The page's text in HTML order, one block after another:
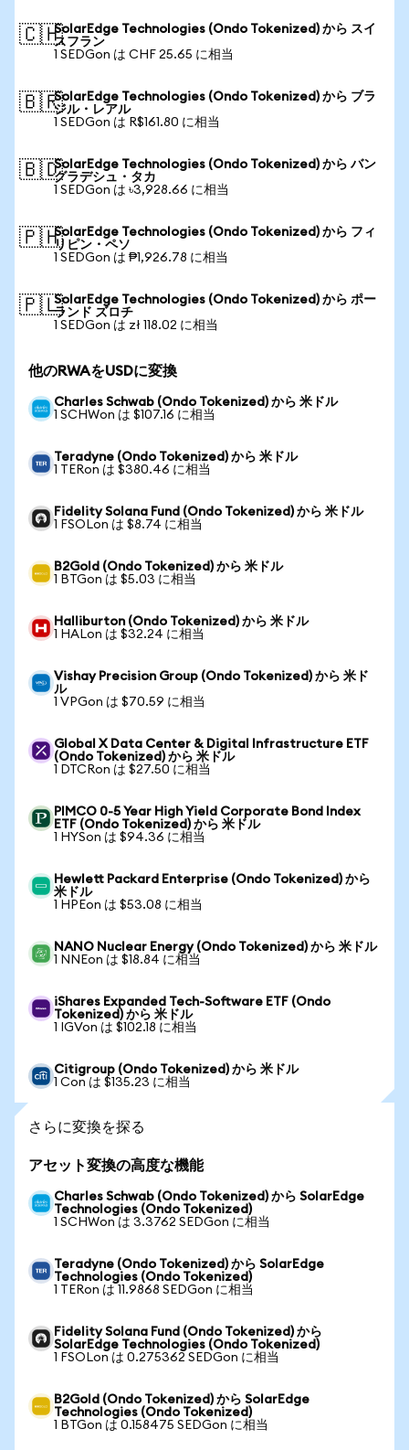
🇨🇭SolarEdge Technologies (Ondo Tokenized) から スイ
スフラン
1 SEDGon は CHF 25.65 に相当
🇧🇷SolarEdge Technologies (Ondo Tokenized) から ブラ
ジル・レアル
1 SEDGon は R$161.80 に相当
🇧🇩SolarEdge Technologies (Ondo Tokenized) から バン
グラデシュ・タカ
1 SEDGon は ৳3,928.66 に相当
🇵🇭SolarEdge Technologies (Ondo Tokenized) から フィ
リピン・ペソ
1 SEDGon は ₱1,926.78 に相当
🇵🇱SolarEdge Technologies (Ondo Tokenized) から ポー
ランド ズロチ
1 SEDGon は zł 118.02 に相当
他のRWAをUSDに変換
Charles Schwab (Ondo Tokenized) から 米ドル
1 SCHWon は $107.16 に相当
Teradyne (Ondo Tokenized) から 米ドル
1 TERon は $380.46 に相当
Fidelity Solana Fund (Ondo Tokenized) から 米ドル
1 FSOLon は $8.74 に相当
B2Gold (Ondo Tokenized) から 米ドル
1 BTGon は $5.03 に相当
Halliburton (Ondo Tokenized) から 米ドル
1 HALon は $32.24 に相当
Vishay Precision Group (Ondo Tokenized) から 米ド
ル
1 VPGon は $70.59 に相当
Global X Data Center & Digital Infrastructure ETF
(Ondo Tokenized) から 米ドル
1 DTCRon は $27.50 に相当
PIMCO 0-5 Year High Yield Corporate Bond Index
ETF (Ondo Tokenized) から 米ドル
1 HYSon は $94.36 に相当
Hewlett Packard Enterprise (Ondo Tokenized) から
米ドル
1 HPEon は $53.08 に相当
NANO Nuclear Energy (Ondo Tokenized) から 米ドル
1 NNEon は $18.84 に相当
iShares Expanded Tech-Software ETF (Ondo
Tokenized) から 米ドル
1 IGVon は $102.18 に相当
Citigroup (Ondo Tokenized) から 米ドル
1 Con は $135.23 に相当
さらに変換を探る
アセット変換の高度な機能
Charles Schwab (Ondo Tokenized) から SolarEdge
Technologies (Ondo Tokenized)
1 SCHWon は 3.3762 SEDGon に相当
Teradyne (Ondo Tokenized) から SolarEdge
Technologies (Ondo Tokenized)
1 TERon は 11.9868 SEDGon に相当
Fidelity Solana Fund (Ondo Tokenized) から
SolarEdge Technologies (Ondo Tokenized)
1 FSOLon は 0.275362 SEDGon に相当
B2Gold (Ondo Tokenized) から SolarEdge
Technologies (Ondo Tokenized)
1 BTGon は 0.158475 SEDGon に相当